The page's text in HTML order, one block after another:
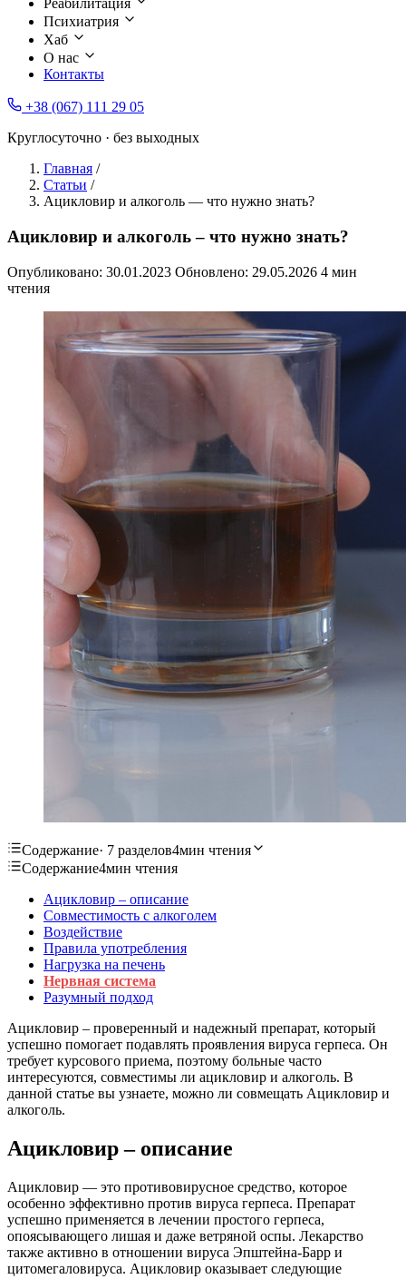
Реабилитация
Психиатрия
Хаб
О нас
Контакты
+38 (067) 111 29 05
Круглосуточно · без выходных
Главная /
Статьи /
Ацикловир и алкоголь — что нужно знать?
Ацикловир и алкоголь – что нужно знать?
Опубликовано: 30.01.2023 Обновлено: 29.05.2026 4 мин
чтения
Содержание· 7 разделов4мин чтения
Содержание4мин чтения
Ацикловир – описание
Совместимость с алкоголем
Воздействие
Правила употребления
Нагрузка на печень
Нервная система
Разумный подход
Ацикловир – проверенный и надежный препарат, который
успешно помогает подавлять проявления вируса герпеса. Он
требует курсового приема, поэтому больные часто
интересуются, совместимы ли ацикловир и алкоголь. В
данной статье вы узнаете, можно ли совмещать Ацикловир и
алкоголь.
Ацикловир – описание
Ацикловир — это противовирусное средство, которое
особенно эффективно против вируса герпеса. Препарат
успешно применяется в лечении простого герпеса,
опоясывающего лишая и даже ветряной оспы. Лекарство
также активно в отношении вируса Эпштейна-Барр и
цитомегаловируса. Ацикловир оказывает следующие